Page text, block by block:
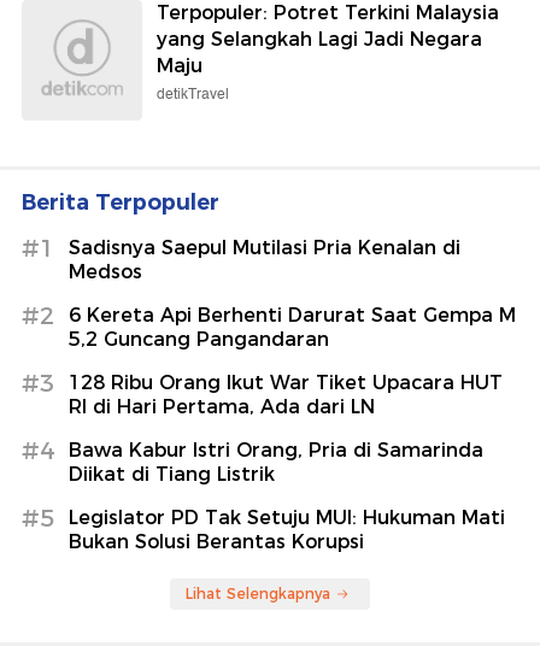
Terpopuler: Potret Terkini Malaysia
yang Selangkah Lagi Jadi Negara
Maju
detikTravel
Berita Terpopuler
#1
Sadisnya Saepul Mutilasi Pria Kenalan di
Medsos
#2
6 Kereta Api Berhenti Darurat Saat Gempa M
5,2 Guncang Pangandaran
#3
128 Ribu Orang Ikut War Tiket Upacara HUT
RI di Hari Pertama, Ada dari LN
#4
Bawa Kabur Istri Orang, Pria di Samarinda
Diikat di Tiang Listrik
#5
Legislator PD Tak Setuju MUI: Hukuman Mati
Bukan Solusi Berantas Korupsi
Lihat Selengkapnya